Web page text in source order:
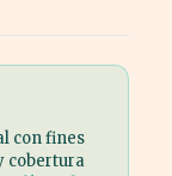
con fines
cobertura